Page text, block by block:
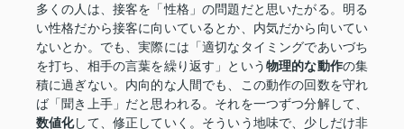
多くの人は、接客を「性格」の問題だと思いたがる。明る
い性格だから接客に向いているとか、内気だから向いてい
ないとか。でも、実際には「適切なタイミングであいづち
を打ち、相手の言葉を繰り返す」という物理的な動作の集
積に過ぎない。内向的な人間でも、この動作の回数を守れ
ば「聞き上手」だと思われる。それを一つずつ分解して、
数値化して、修正していく。そういう地味で、少しだけ非